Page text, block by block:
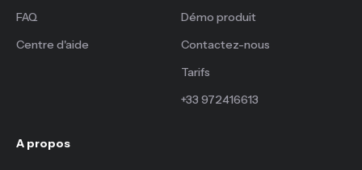
FAQ
Centre d'aide
Démo produit
Contactez-nous
Tarifs
+33 972416613
A propos